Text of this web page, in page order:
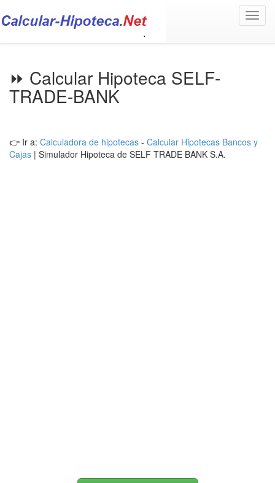
⏩ Calcular Hipoteca SELF-
TRADE-BANK
👉 Ir a: Calculadora de hipotecas - Calcular Hipotecas Bancos y
Cajas | Simulador Hipoteca de SELF TRADE BANK S.A.